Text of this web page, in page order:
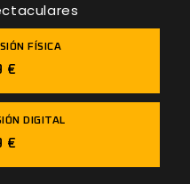
FÍSICA
€
DIGITAL
€